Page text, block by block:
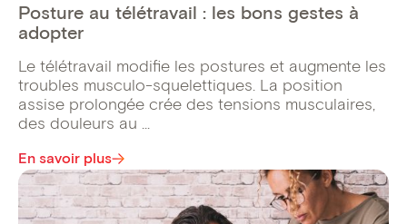
Posture au télétravail : les bons gestes à
adopter
Le télétravail modifie les postures et augmente les
troubles musculo-squelettiques. La position
assise prolongée crée des tensions musculaires,
des douleurs au ...
En savoir plus